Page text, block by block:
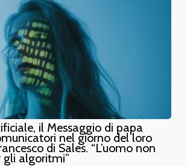
il Messaggio di papa
nel giorno del loro
di Sales. “L’uomo non
gli algoritmi”